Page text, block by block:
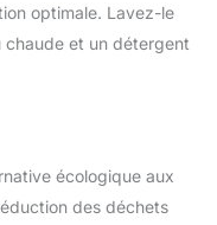
optimale. Lavez-le
chaude et un détergent
écologique aux
des déchets